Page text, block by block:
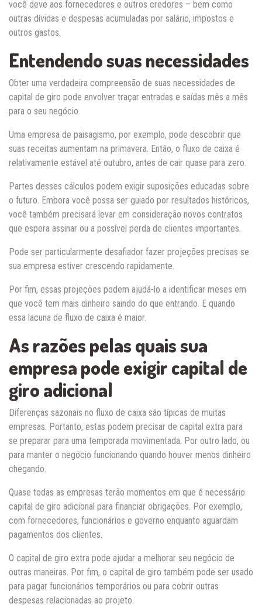
você deve aos fornecedores e outros credores – bem como
outras dívidas e despesas acumuladas por salário, impostos e
outros gastos.
Entendendo suas necessidades
Obter uma verdadeira compreensão de suas necessidades de
capital de giro pode envolver traçar entradas e saídas mês a mês
para o seu negócio.
Uma empresa de paisagismo, por exemplo, pode descobrir que
suas receitas aumentam na primavera. Então, o fluxo de caixa é
relativamente estável até outubro, antes de cair quase para zero.
Partes desses cálculos podem exigir suposições educadas sobre
o futuro. Embora você possa ser guiado por resultados históricos,
você também precisará levar em consideração novos contratos
que espera assinar ou a possível perda de clientes importantes.
Pode ser particularmente desafiador fazer projeções precisas se
sua empresa estiver crescendo rapidamente.
Por fim, essas projeções podem ajudá-lo a identificar meses em
que você tem mais dinheiro saindo do que entrando. E quando
essa lacuna de fluxo de caixa é maior.
As razões pelas quais sua
empresa pode exigir capital de
giro adicional
Diferenças sazonais no fluxo de caixa são típicas de muitas
empresas. Portanto, estas podem precisar de capital extra para
se preparar para uma temporada movimentada. Por outro lado, ou
para manter o negócio funcionando quando houver menos dinheiro
chegando.
Quase todas as empresas terão momentos em que é necessário
capital de giro adicional para financiar obrigações. Por exemplo,
com fornecedores, funcionários e governo enquanto aguardam
pagamentos dos clientes.
O capital de giro extra pode ajudar a melhorar seu negócio de
outras maneiras. Por fim, o capital de giro também pode ser usado
para pagar funcionários temporários ou para cobrir outras
despesas relacionadas ao projeto.